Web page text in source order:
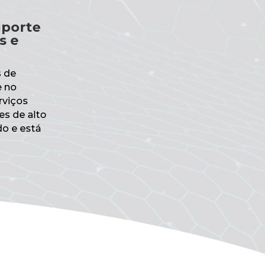
e
de
no
de alto
e está